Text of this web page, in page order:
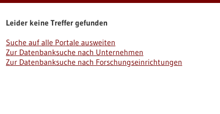
Leider keine Treffer gefunden
Suche auf alle Portale ausweiten
Zur Datenbanksuche nach Unternehmen
Zur Datenbanksuche nach Forschungseinrichtungen